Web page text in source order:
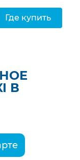
Где купить
В